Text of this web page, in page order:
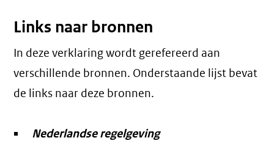
Links naar bronnen
In deze verklaring wordt gerefereerd aan
verschillende bronnen. Onderstaande lijst bevat
de links naar deze bronnen.
Nederlandse regelgeving